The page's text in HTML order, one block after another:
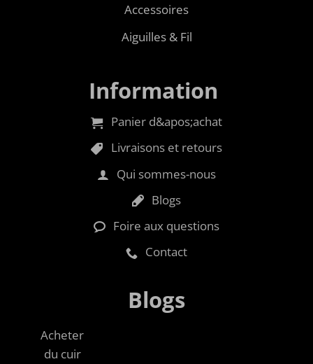
Accessoires
Aiguilles & Fil
Information
Panier d&apos;achat
Livraisons et retours
Qui sommes-nous
Blogs
Foire aux questions
Contact
Blogs
Acheter
du cuir